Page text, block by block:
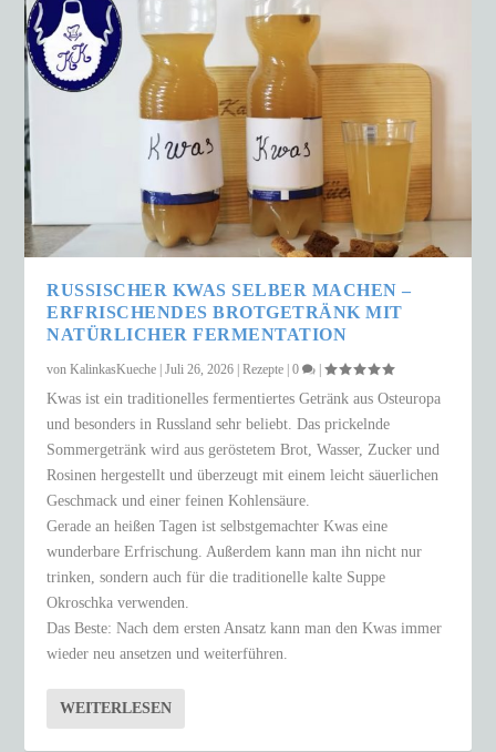
RUSSISCHER KWAS SELBER MACHEN –
ERFRISCHENDES BROTGETRÄNK MIT
NATÜRLICHER FERMENTATION
vonKalinkasKueche |Juli 26, 2026 |Rezepte |0 |
Kwas ist ein traditionelles fermentiertes Getränk aus Osteuropa
und besonders in Russland sehr beliebt. Das prickelnde
Sommergetränk wird aus geröstetem Brot, Wasser, Zucker und
Rosinen hergestellt und überzeugt mit einem leicht säuerlichen
Geschmack und einer feinen Kohlensäure.
Gerade an heißen Tagen ist selbstgemachter Kwas eine
wunderbare Erfrischung. Außerdem kann man ihn nicht nur
trinken, sondern auch für die traditionelle kalte Suppe
Okroschka verwenden.
Das Beste: Nach dem ersten Ansatz kann man den Kwas immer
wieder neu ansetzen und weiterführen.
WEITERLESEN